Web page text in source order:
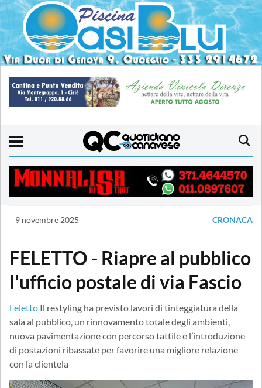
9 novembre 2025 CRONACA
FELETTO - Riapre al pubblico
l'ufficio postale di via Fascio
Feletto Il restyling ha previsto lavori di tinteggiatura della
sala al pubblico, un rinnovamento totale degli ambienti,
nuova pavimentazione con percorso tattile e l’introduzione
di postazioni ribassate per favorire una migliore relazione
con la clientela